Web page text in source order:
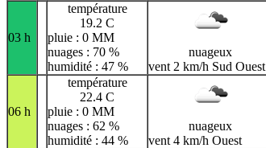
03 h
température
19.2 C
pluie : 0 MM
nuages : 70 %
humidité : 47 %
nuageux
vent 2 km/h Sud Ouest
06 h
température
22.4 C
pluie : 0 MM
nuages : 62 %
humidité : 44 %
nuageux
vent 4 km/h Ouest